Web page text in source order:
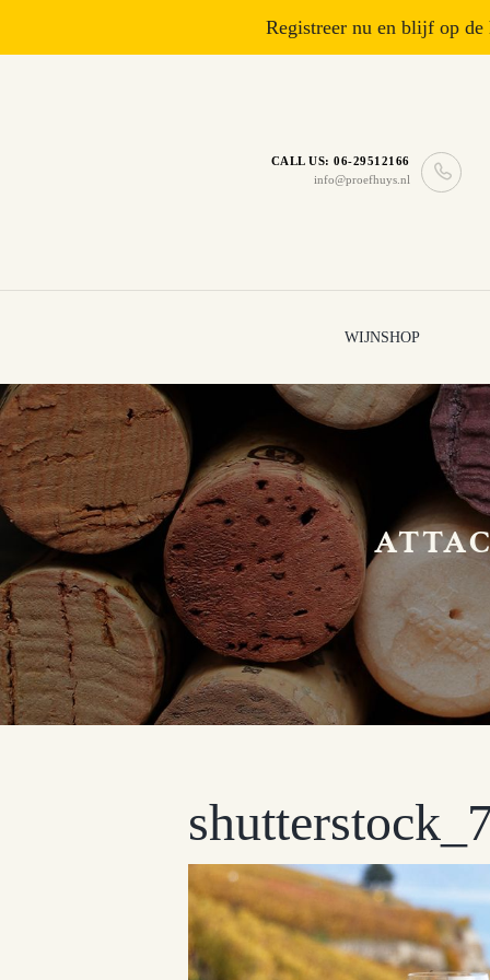
CALL US: 06-29512166
info@proefhuys.nl
WIJNSHOP
Registreer nu en blijf op de